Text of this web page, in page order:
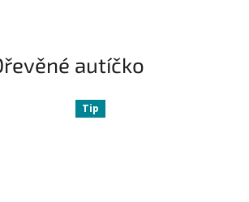
autíčko
Tip